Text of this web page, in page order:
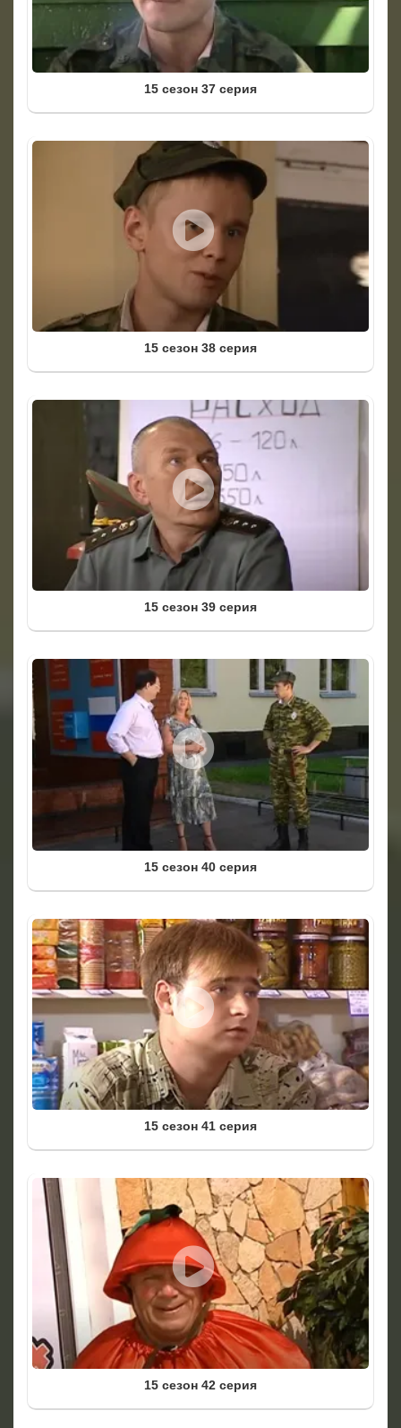
15 сезон 37 серия
15 сезон 38 серия
15 сезон 39 серия
15 сезон 40 серия
15 сезон 41 серия
15 сезон 42 серия